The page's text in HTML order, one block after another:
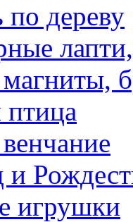
по дереву
игрушки